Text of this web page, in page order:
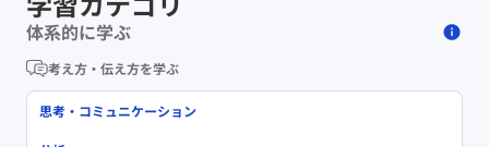
体系的に学ぶ
考え方・伝え方を学ぶ
思考・コミュニケーション